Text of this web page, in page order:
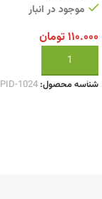
موجود در انبار
۱۱۰.۰۰۰تومان
افزودن به سبد خرید
شناسه محصول: PID-1024